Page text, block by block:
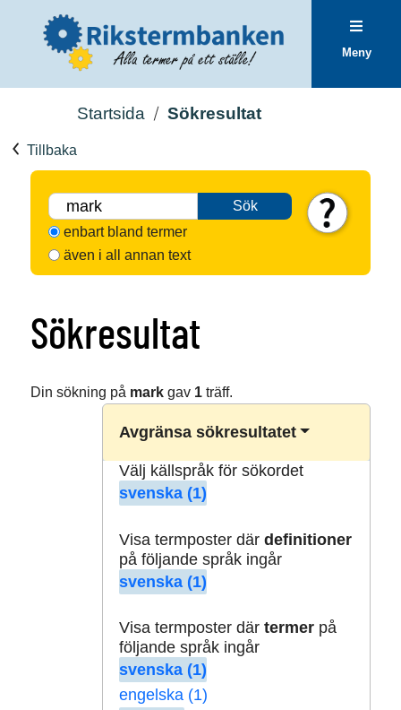
Meny
Startsida Sökresultat
Tillbaka
Sök
enbart bland termer
även i all annan text
Sökresultat
Din sökning på markgav 1träff.
Avgränsa sökresultatet
Välj källspråk för sökordet
svenska (1)
Visa termposter där definitioner
på följande språk ingår
svenska (1)
Visa termposter där termerpå
följande språk ingår
svenska (1)
engelska (1)